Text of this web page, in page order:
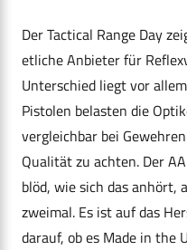
Der Tactical Range Day
etliche Anbieter für
Unterschied liegt vor
Pistolen belasten die
vergleichbar bei
Qualität zu achten. Der
blöd, wie sich das
zweimal. Es ist auf das
darauf, ob es Made in the